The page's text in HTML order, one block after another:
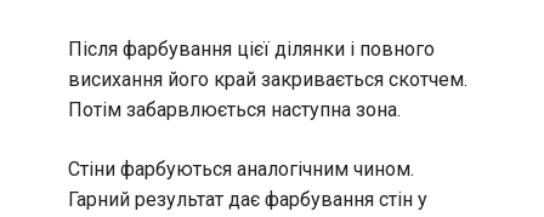
Після фарбування цієї ділянки і повного
висихання його край закривається скотчем.
Потім забарвлюється наступна зона.
Стіни фарбуються аналогічним чином.
Гарний результат дає фарбування стін у